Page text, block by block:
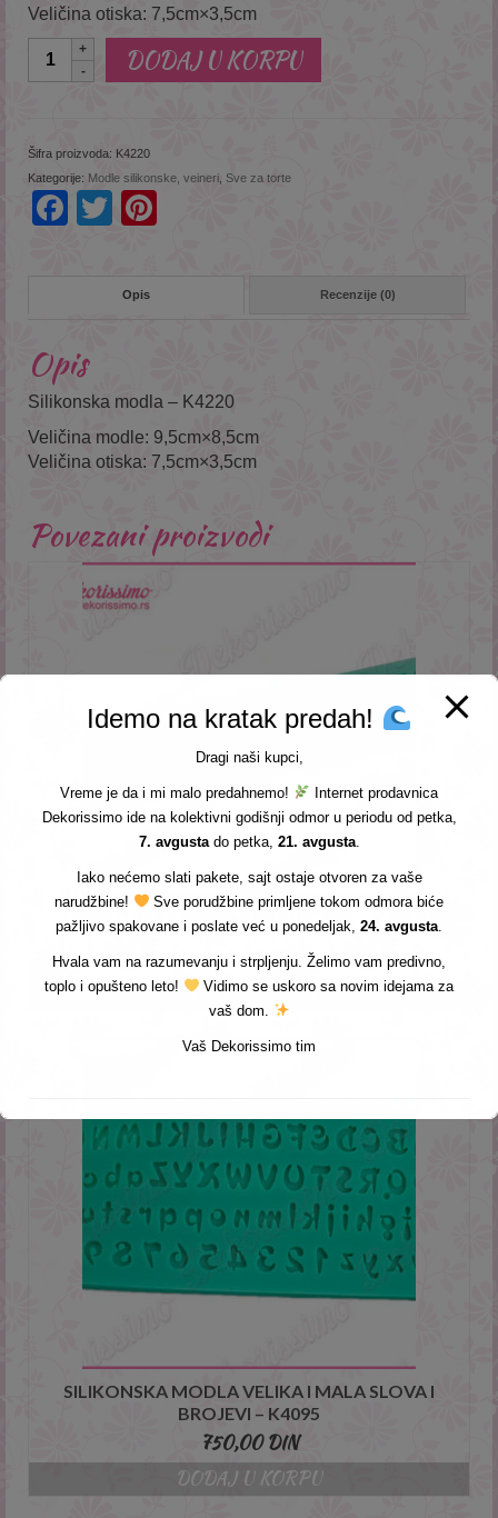
Veličina otiska: 7,5cm×3,5cm
Količina
DODAJ U KORPU
Šifra proizvoda: K4220
Kategorije: Modle silikonske, veineri Sve za torte
Facebook
Twitter
Opis Recenzije (0)
Opis
Silikonska modla – K4220
Veličina modle: 9,5cm×8,5cm
Veličina otiska: 7,5cm×3,5cm
Povezani proizvodi
SILIKONSKA MODLA NARUKVICA – K4053
300,00DIN
DODAJ U KORPU
SILIKONSKA MODLA VELIKA I MALA SLOVA I
BROJEVI – K4095
750,00DIN
DODAJ U KORPU
Idemo na kratak predah!
Dragi naši kupci,
Vreme je da i mi malo predahnemo!
Internet prodavnica
Dekorissimo ide na kolektivni godišnji odmor u periodu od petka,
7. avgustado petka, 21. avgusta.
Iako nećemo slati pakete, sajt ostaje otvoren za vaše
narudžbine!
Sve porudžbine primljene tokom odmora biće
pažljivo spakovane i poslate već u ponedeljak, 24. avgusta
Hvala vam na razumevanju i strpljenju. Želimo vam predivno,
toplo i opušteno leto!
Vidimo se uskoro sa novim idejama za
vaš dom.
Vaš Dekorissimo tim